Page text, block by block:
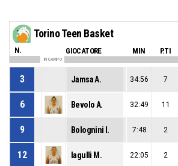
Torino Teen Basket
N. GIOCATORE MIN P.TI
IN CAMPO
3 Jamsa A. 34:56 7
6 Bevolo A. 32:49 11
9 Bolognini I. 7:48 2
12 Iagulli M. 22:05 2